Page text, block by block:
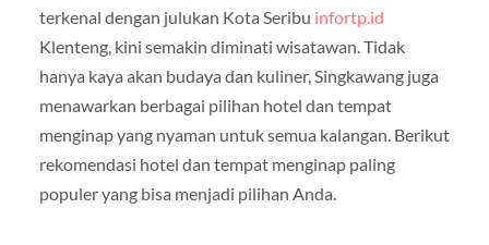
terkenal dengan julukan Kota Seribu infortp.id
Klenteng, kini semakin diminati wisatawan. Tidak
hanya kaya akan budaya dan kuliner, Singkawang juga
menawarkan berbagai pilihan hotel dan tempat
menginap yang nyaman untuk semua kalangan. Berikut
rekomendasi hotel dan tempat menginap paling
populer yang bisa menjadi pilihan Anda.